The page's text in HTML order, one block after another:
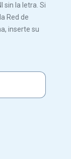
sin la letra. Si
Red de
inserte su